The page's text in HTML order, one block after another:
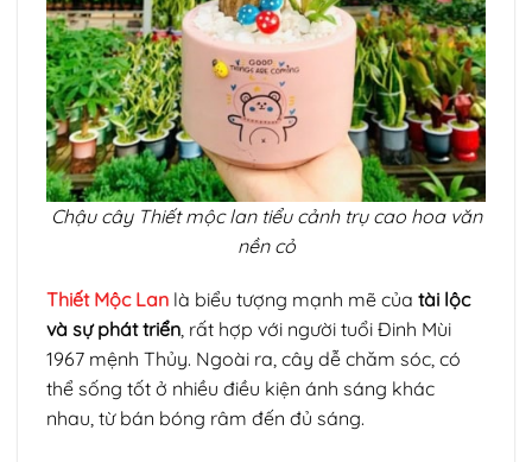
Chậu cây Thiết mộc lan tiểu cảnh trụ cao hoa văn
nền cỏ
Thiết Mộc Lan là biểu tượng mạnh mẽ của tài lộc
và sự phát triển, rất hợp với người tuổi Đinh Mùi
1967 mệnh Thủy. Ngoài ra, cây dễ chăm sóc, có
thể sống tốt ở nhiều điều kiện ánh sáng khác
nhau, từ bán bóng râm đến đủ sáng.